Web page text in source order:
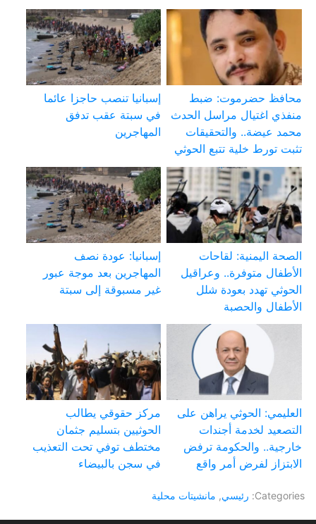
محافظ حضرموت: ضبط
منفذي اغتيال مراسل الحدث
محمد عيضة.. والتحقيقات
تثبت تورط خلية تتبع الحوثي
إسبانيا تنصب حاجزا عائما
في سبتة عقب تدفق
المهاجرين
الصحة اليمنية: لقاحات
الأطفال متوفرة.. وعراقيل
الحوثي تهدد بعودة شلل
الأطفال والحصبة
إسبانيا: عودة نصف
المهاجرين بعد موجة عبور
غير مسبوقة إلى سبتة
العليمي: الحوثي يراهن على
التصعيد لخدمة أجندات
خارجية.. والحكومة ترفض
الابتزاز لفرض أمر واقع
مركز حقوقي يطالب
الحوثيين بتسليم جثمان
مختطف توفي تحت التعذيب
في سجن بالبيضاء
Categories: رئيسي, مانشيتات محلية